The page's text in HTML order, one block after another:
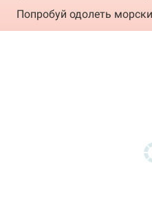
Попробуй одолеть